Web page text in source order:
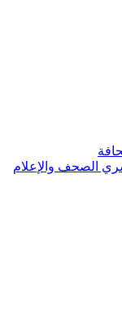
الصحف والإعلام